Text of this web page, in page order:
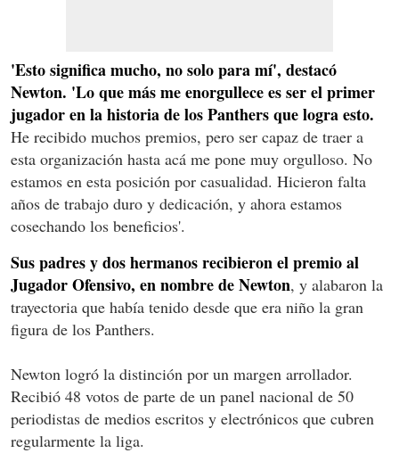
'Esto significa mucho, no solo para mí', destacó
Newton. 'Lo que más me enorgullece es ser el primer
jugador en la historia de los Panthers que logra esto.
He recibido muchos premios, pero ser capaz de traer a
esta organización hasta acá me pone muy orgulloso. No
estamos en esta posición por casualidad. Hicieron falta
años de trabajo duro y dedicación, y ahora estamos
cosechando los beneficios'.
Sus padres y dos hermanos recibieron el premio al
Jugador Ofensivo, en nombre de Newton, y alabaron la
trayectoria que había tenido desde que era niño la gran
figura de los Panthers.
Newton logró la distinción por un margen arrollador.
Recibió 48 votos de parte de un panel nacional de 50
periodistas de medios escritos y electrónicos que cubren
regularmente la liga.